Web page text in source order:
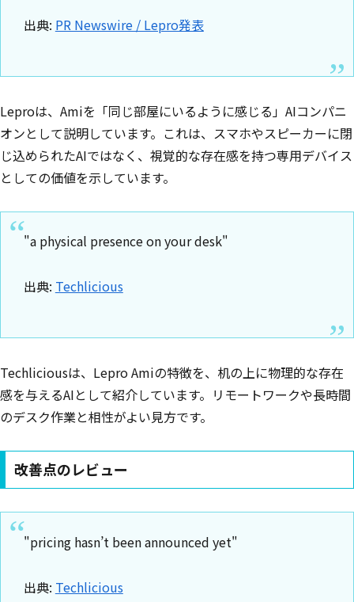
出典: PR Newswire / Lepro発表
Leproは、Amiを「同じ部屋にいるように感じる」AIコンパニ
オンとして説明しています。これは、スマホやスピーカーに閉
じ込められたAIではなく、視覚的な存在感を持つ専用デバイス
としての価値を示しています。
"a physical presence on your desk"
出典: Techlicious
Techliciousは、Lepro Amiの特徴を、机の上に物理的な存在
感を与えるAIとして紹介しています。リモートワークや長時間
のデスク作業と相性がよい見方です。
改善点のレビュー
"pricing hasn’t been announced yet"
出典: Techlicious